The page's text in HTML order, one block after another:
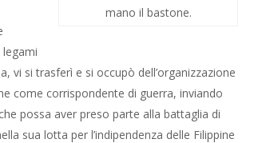
mano il bastone.
vi si trasferì e si occupò dell’organizzazione
come corrispondente di guerra, inviando
possa aver preso parte alla battaglia di
sua lotta per l’indipendenza delle Filippine